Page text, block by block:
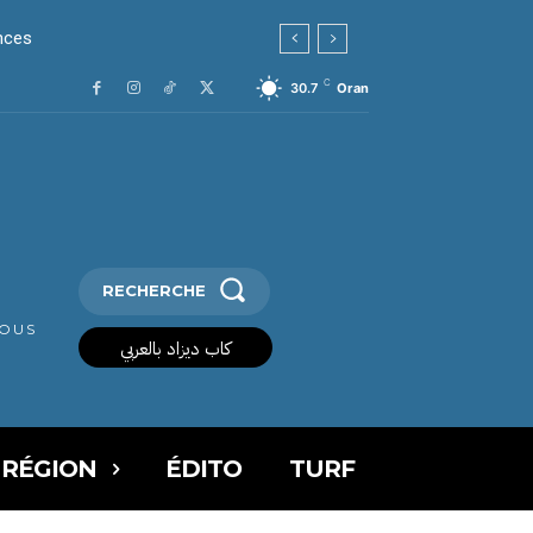
30.7 C Oran
RECHERCHE
كاب ديزاد بالعربي
ÉDITO TURF